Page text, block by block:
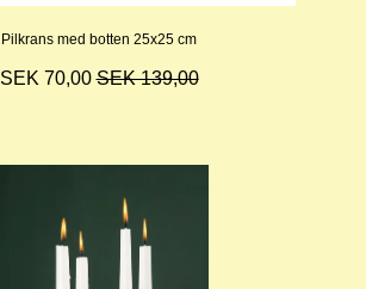
Pilkrans med botten 25x25 cm
SEK 70,00SEK 139,00